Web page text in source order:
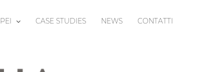
CASE STUDIES NEWS CONTATTI